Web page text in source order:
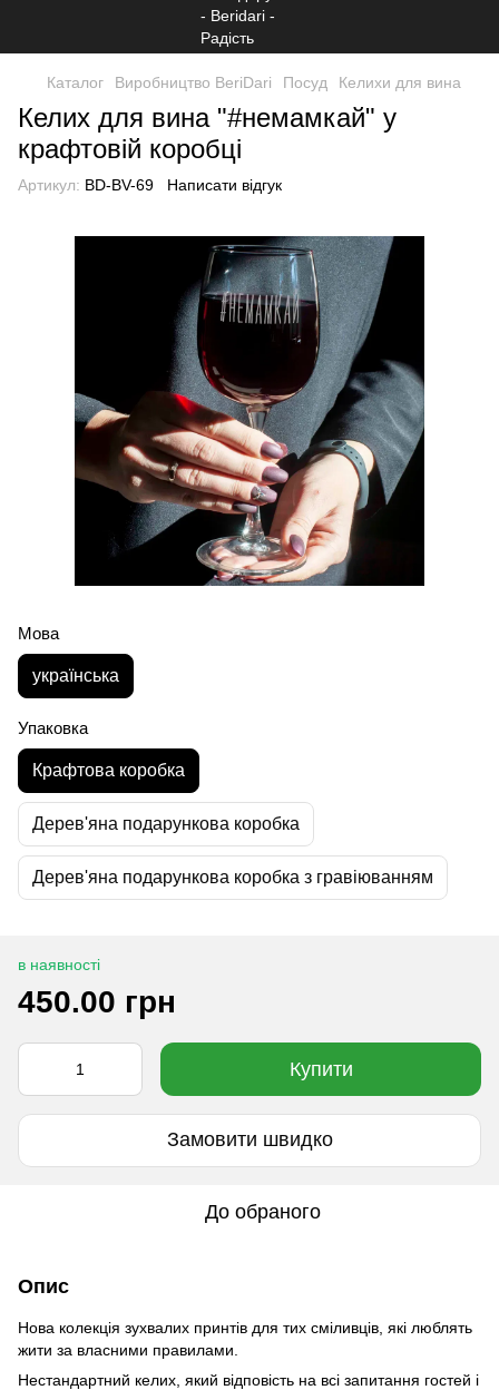
Каталог Виробництво BeriDari Посуд Келихи для вина
Келих для вина "#немамкай" у
крафтовій коробці
Артикул: BD-BV-69 Написати відгук
Мова
українська
Упаковка
Крафтова коробка
Дерев'яна подарункова коробка
Дерев'яна подарункова коробка з гравіюванням
в наявності
450.00 грн
Купити
Замовити швидко
До обраного
Опис
Нова колекція зухвалих принтів для тих сміливців, які люблять
жити за власними правилами.
Нестандартний келих, який відповість на всі запитання гостей і